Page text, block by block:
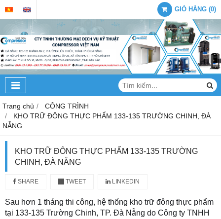
GIỎ HÀNG (0)
Trang chủ
CÔNG TRÌNH
KHO TRỮ ĐÔNG THỰC PHẨM 133-135 TRƯỜNG CHINH, ĐÀ
NẴNG
KHO TRỮ ĐÔNG THỰC PHẨM 133-135 TRƯỜNG
CHINH, ĐÀ NẴNG
SHARE TWEET LINKEDIN
Sau hơn 1 tháng thi công, hệ thống kho trữ đông thực phẩm
tại 133-135 Trường Chinh, TP. Đà Nẵng do Công ty TNHH